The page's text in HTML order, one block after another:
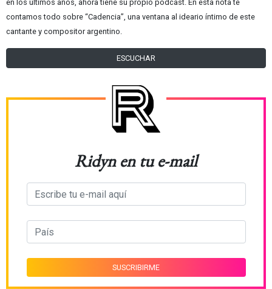
en los últimos años, ahora tiene su propio podcast. En esta nota te
contamos todo sobre “Cadencia”, una ventana al ideario íntimo de este
cantante y compositor argentino.
ESCUCHAR
Ridyn en tu e-mail